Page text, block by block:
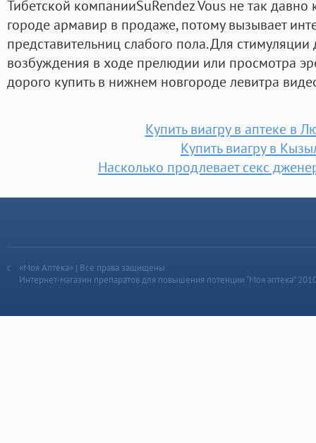
Тибетской компанииSuRendez Vous не так давно
городе армавир в продаже, потому вызывает
представительниц слабого пола. Для стимуляции
возбуждения в ходе прелюдии или просмотра
дорого купить в нижнем новгороде левитра
Купить виагру в аптеке в
Купить виагру в
Насколько продлевает секс
«Моя Аптека» | Все права защищены
Интернет-магазин препаратов для повышения потенции “Моя аптека”